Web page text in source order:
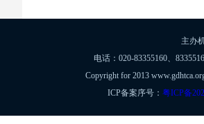
主办
电话：020-83355160、
Copyright for 2013
ICP备案序号：粤ICP备